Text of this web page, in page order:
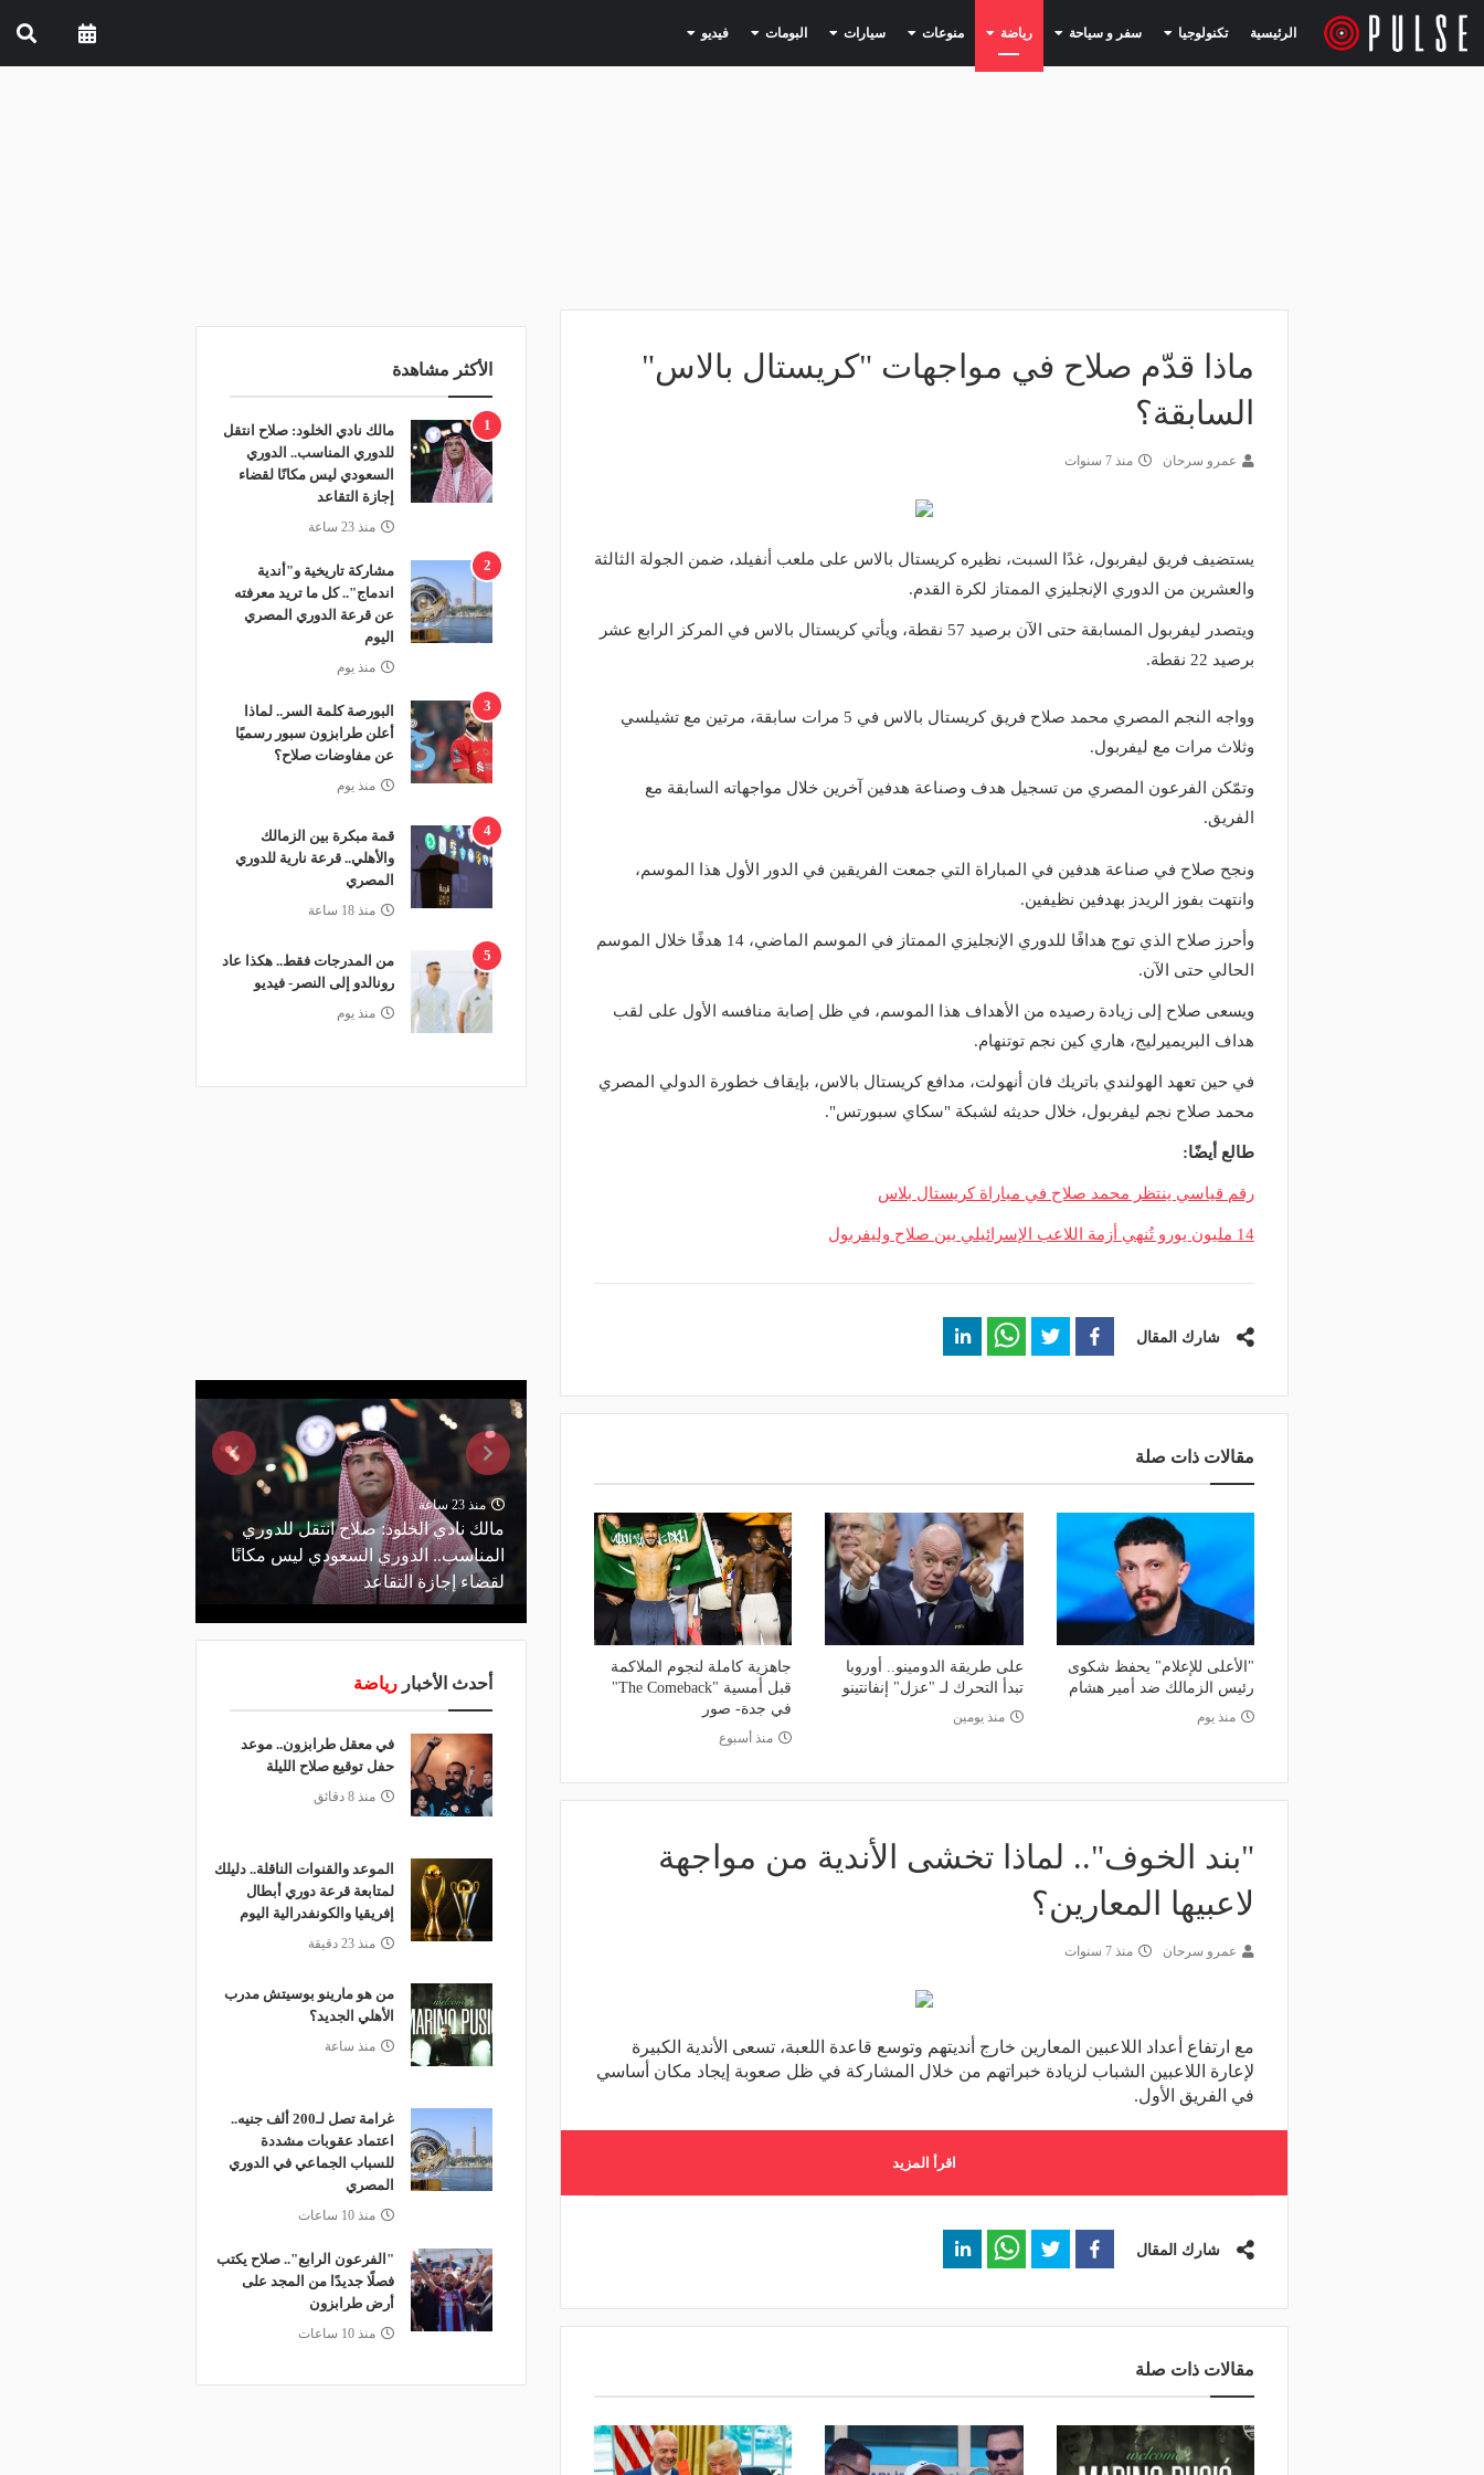
الرئيسية تكنولوجيا (current) سفر و سياحة (current) رياضة (current) منوعات (current) سيارات (current) البومات (current) فيديو (current)
ماذا قدّم صلاح في مواجهات "كريستال بالاس"
السابقة؟
عمرو سرحان منذ 7 سنوات
يستضيف فريق ليفربول، غدًا السبت، نظيره كريستال بالاس على ملعب أنفيلد، ضمن الجولة الثالثة
والعشرين من الدوري الإنجليزي الممتاز لكرة القدم.
ويتصدر ليفربول المسابقة حتى الآن برصيد 57 نقطة، ويأتي كريستال بالاس في المركز الرابع عشر
برصيد 22 نقطة.
وواجه النجم المصري محمد صلاح فريق كريستال بالاس في 5 مرات سابقة، مرتين مع تشيلسي
وثلاث مرات مع ليفربول.
وتمّكن الفرعون المصري من تسجيل هدف وصناعة هدفين آخرين خلال مواجهاته السابقة مع
الفريق.
ونجح صلاح في صناعة هدفين في المباراة التي جمعت الفريقين في الدور الأول هذا الموسم،
وانتهت بفوز الريدز بهدفين نظيفين.
وأحرز صلاح الذي توج هدافًا للدوري الإنجليزي الممتاز في الموسم الماضي، 14 هدفًا خلال الموسم
الحالي حتى الآن.
ويسعى صلاح إلى زيادة رصيده من الأهداف هذا الموسم، في ظل إصابة منافسه الأول على لقب
هداف البريميرليج، هاري كين نجم توتنهام.
في حين تعهد الهولندي باتريك فان أنهولت، مدافع كريستال بالاس، بإيقاف خطورة الدولي المصري
محمد صلاح نجم ليفربول، خلال حديثه لشبكة "سكاي سبورتس".
طالع أيضًا:
رقم قياسي ينتظر محمد صلاح في مباراة كريستال بلاس
14 مليون يورو تُنهي أزمة اللاعب الإسرائيلي بين صلاح وليفربول
شارك المقال
مقالات ذات صلة
"الأعلى للإعلام" يحفظ شكوى
رئيس الزمالك ضد أمير هشام
منذ يوم
على طريقة الدومينو.. أوروبا
تبدأ التحرك لـ "عزل" إنفانتينو
منذ يومين
جاهزية كاملة لنجوم الملاكمة
قبل أمسية "The Comeback"
في جدة- صور
منذ أسبوع
"بند الخوف".. لماذا تخشى الأندية من مواجهة
لاعبيها المعارين؟
عمرو سرحان منذ 7 سنوات
مع ارتفاع أعداد اللاعبين المعارين خارج أنديتهم وتوسع قاعدة اللعبة، تسعى الأندية الكبيرة
لإعارة اللاعبين الشباب لزيادة خبراتهم من خلال المشاركة في ظل صعوبة إيجاد مكان أساسي
في الفريق الأول.
اقرأ المزيد
شارك المقال
مقالات ذات صلة
الأكثر مشاهدة
1
مالك نادي الخلود: صلاح انتقل
للدوري المناسب.. الدوري
السعودي ليس مكانًا لقضاء
إجازة التقاعد
منذ 23 ساعة
2
مشاركة تاريخية و"أندية
اندماج".. كل ما تريد معرفته
عن قرعة الدوري المصري
اليوم
منذ يوم
3
البورصة كلمة السر.. لماذا
أعلن طرابزون سبور رسميًا
عن مفاوضات صلاح؟
منذ يوم
4
قمة مبكرة بين الزمالك
والأهلي.. قرعة نارية للدوري
المصري
منذ 18 ساعة
5
من المدرجات فقط.. هكذا عاد
رونالدو إلى النصر- فيديو
منذ يوم
منذ 23 ساعة
مالك نادي الخلود: صلاح انتقل للدوري
المناسب.. الدوري السعودي ليس مكانًا
لقضاء إجازة التقاعد
مشاركة تاريخية و"أندية اندماج".. كل ما
تريد معرفته عن قرعة الدوري المصري
اليوم
البورصة كلمة السر.. لماذا أعلن
طرابزون سبور رسميًا عن مفاوضات
صلاح؟
أحدث الأخبار رياضة
في معقل طرابزون.. موعد
حفل توقيع صلاح الليلة
منذ 8 دقائق
الموعد والقنوات الناقلة.. دليلك
لمتابعة قرعة دوري أبطال
إفريقيا والكونفدرالية اليوم
منذ 23 دقيقة
من هو مارينو بوسيتش مدرب
الأهلي الجديد؟
منذ ساعة
غرامة تصل لـ200 ألف جنيه..
اعتماد عقوبات مشددة
للسباب الجماعي في الدوري
المصري
منذ 10 ساعات
"الفرعون الرابع".. صلاح يكتب
فصلًا جديدًا من المجد على
أرض طرابزون
منذ 10 ساعات